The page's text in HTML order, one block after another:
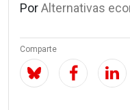
PorAlternativas
Comparte